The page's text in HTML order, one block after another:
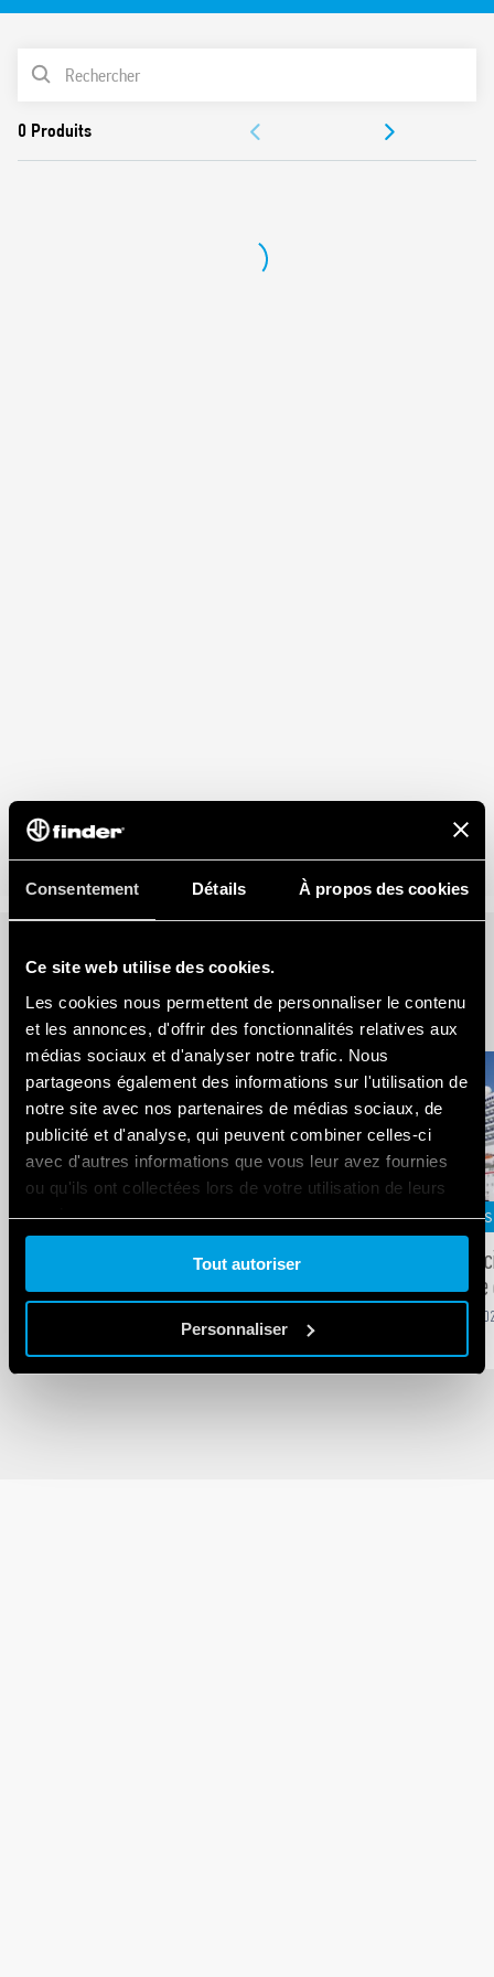
Consentement Détails À propos des cookies
Ce site web utilise des cookies.
Les cookies nous permettent de personnaliser le contenu
et les annonces, d'offrir des fonctionnalités relatives aux
médias sociaux et d'analyser notre trafic. Nous
partageons également des informations sur l'utilisation de
notre site avec nos partenaires de médias sociaux, de
publicité et d'analyse, qui peuvent combiner celles-ci
avec d'autres informations que vous leur avez fournies
ou qu'ils ont collectées lors de votre utilisation de leurs
services.
Tout autoriser
Personnaliser
Réglage de la temporisation : de 0.05s à 3 minutes
Conforme aux normes EN 45545-2:2013 (protection contre
les feux et les fumées), EN 61373 (résitance aux vibrations
température et humidité, classe T1)
LISTE DES PRODUITS
DOCUMENTATIONS
Related Blogs
MARCHÉS SPÉCIFIQUES
Des équipements électriques
performants pour relever les défis de
l’industrie ferroviaire
MARCHÉS
industrie